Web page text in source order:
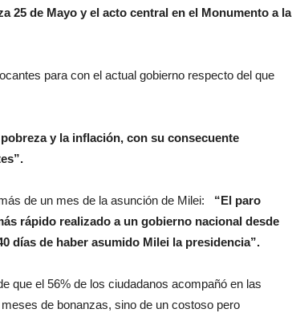
25 de Mayo y el acto central en el Monumento a la
para con el actual gobierno respecto del que
y la inflación, con su consecuente
de un mes de la asunción de Milei: “El paro
rápido realizado a un gobierno nacional desde
días de haber asumido Milei la presidencia”.
que el 56% de los ciudadanos acompañó en las
de bonanzas, sino de un costoso pero